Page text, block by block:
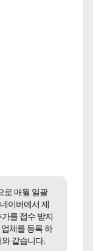
로 매월 일괄
이버에서 제
를 접수 받지
체를 등록 하
같습니다.